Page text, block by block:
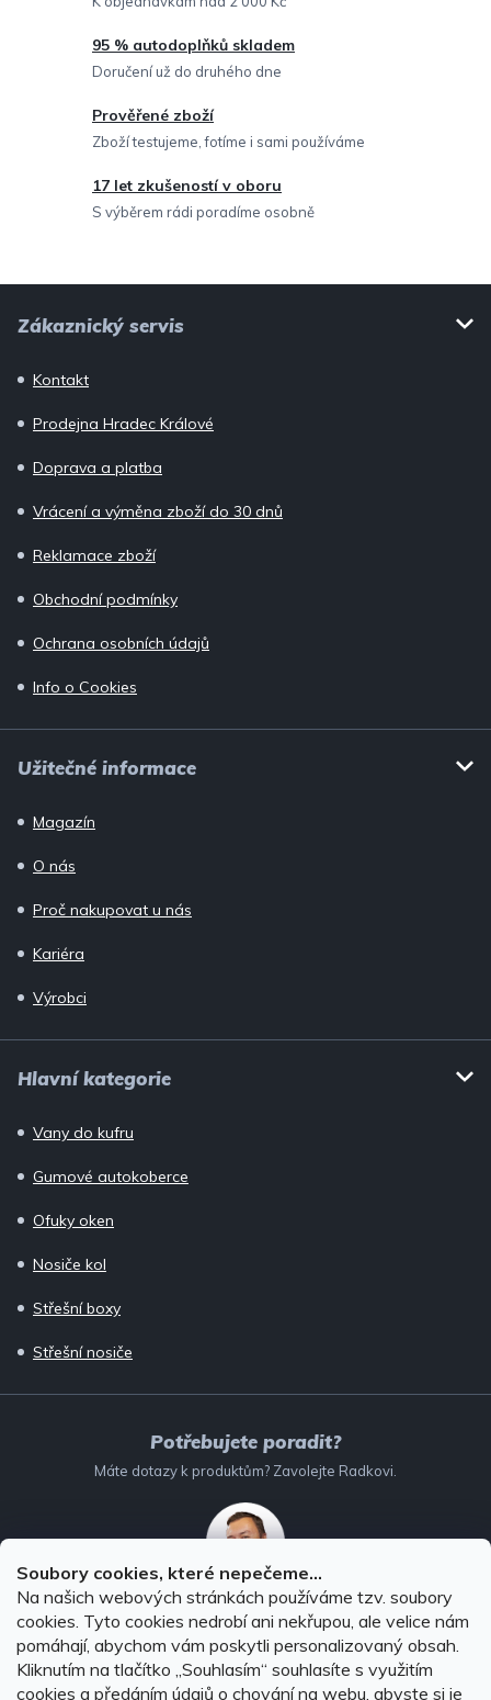
Soubory cookies, které nepečeme...
Na našich webových stránkách používáme tzv. soubory
cookies. Tyto cookies nedrobí ani nekřupou, ale velice nám
pomáhají, abychom vám poskytli personalizovaný obsah.
Kliknutím na tlačítko ,,Souhlasím“ souhlasíte s využitím
cookies a předáním údajů o chování na webu, abyste si je
p
r
y
v
ý
95 % autodoplňků skladem
Doručení už do druhého dne
Prověřené zboží
Zboží testujeme, fotíme i sami používáme
17 let zkušeností v oboru
S výběrem rádi poradíme osobně
Zákaznický servis
Kontakt
Prodejna Hradec Králové
Doprava a platba
Vrácení a výměna zboží do 30 dnů
Reklamace zboží
Obchodní podmínky
Ochrana osobních údajů
Info o Cookies
Užitečné informace
Magazín
O nás
Proč nakupovat u nás
Kariéra
Výrobci
Hlavní kategorie
Vany do kufru
Gumové autokoberce
Ofuky oken
Nosiče kol
Střešní boxy
Střešní nosiče
Potřebujete poradit?
Máte dotazy k produktům? Zavolejte Radkovi.
732 147 896 (Po–Pá: 8–16:00)
info@autodoplnky-obchod.cz